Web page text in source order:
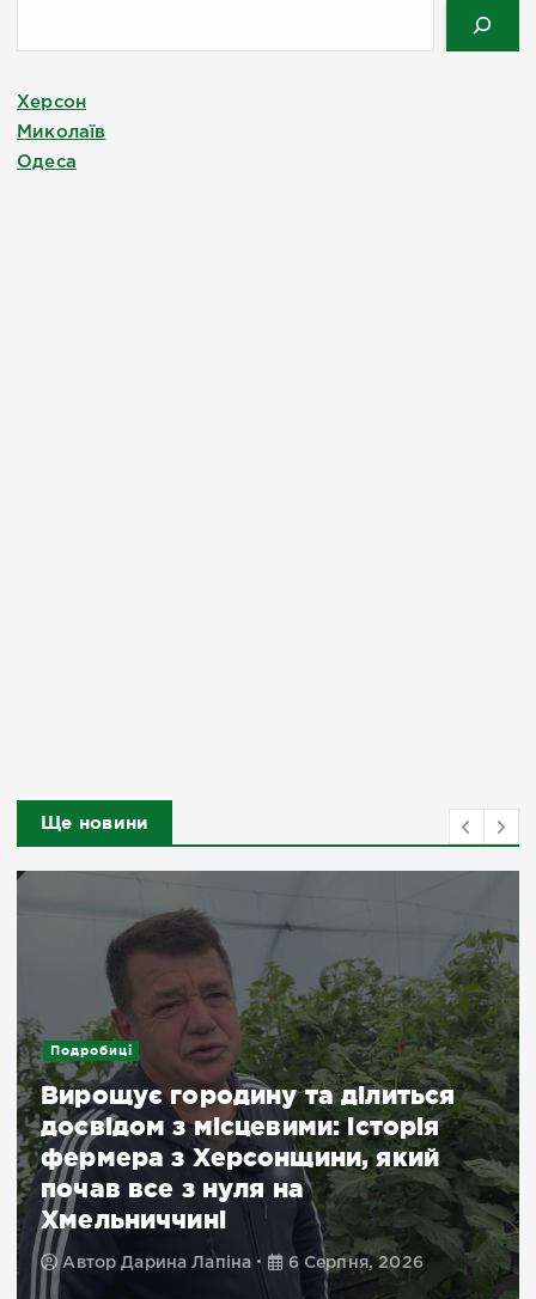
Херсон
Миколаїв
Одеса
Ще новини
Подробиці
Вирощує городину та ділиться
досвідом з місцевими: історія
фермера з Херсонщини, який
почав все з нуля на
Хмельниччині
АвторДарина Лапіна 6 Серпня, 2026